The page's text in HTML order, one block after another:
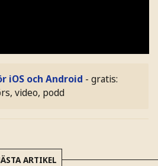
iOS och Android - gratis:
video, podd
ARTIKEL